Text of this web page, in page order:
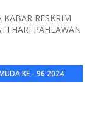
KABAR RESKRIM
HARI PAHLAWAN
KE - 96 2024